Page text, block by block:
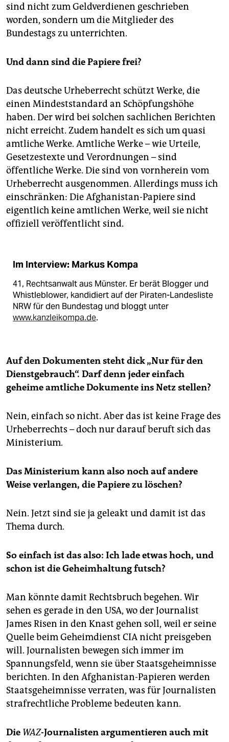
sind nicht zum Geldverdienen geschrieben
worden, sondern um die Mitglieder des
Bundestags zu unterrichten.
Und dann sind die Papiere frei?
Das deutsche Urheberrecht schützt Werke, die
einen Mindeststandard an Schöpfungshöhe
haben. Der wird bei solchen sachlichen Berichten
nicht erreicht. Zudem handelt es sich um quasi
amtliche Werke. Amtliche Werke – wie Urteile,
Gesetzestexte und Verordnungen – sind
öffentliche Werke. Die sind von vornherein vom
Urheberrecht ausgenommen. Allerdings muss ich
einschränken: Die Afghanistan-Papiere sind
eigentlich keine amtlichen Werke, weil sie nicht
offiziell veröffentlicht sind.
Im Interview: Markus Kompa
41, Rechtsanwalt aus Münster. Er berät Blogger und
Whistleblower, kandidiert auf der Piraten-Landesliste
NRW für den Bundestag und bloggt unter
www.kanzleikompa.de.
Auf den Dokumenten steht dick „Nur für den
Dienstgebrauch“. Darf denn jeder einfach
geheime amtliche Dokumente ins Netz stellen?
Nein, einfach so nicht. Aber das ist keine Frage des
Urheberrechts – doch nur darauf beruft sich das
Ministerium.
Das Ministerium kann also noch auf andere
Weise verlangen, die Papiere zu löschen?
Nein. Jetzt sind sie ja geleakt und damit ist das
Thema durch.
So einfach ist das also: Ich lade etwas hoch, und
schon ist die Geheimhaltung futsch?
Man könnte damit Rechtsbruch begehen. Wir
sehen es gerade in den USA, wo der Journalist
James Risen in den Knast gehen soll, weil er seine
Quelle beim Geheimdienst CIA nicht preisgeben
will. Journalisten bewegen sich immer im
Spannungsfeld, wenn sie über Staatsgeheimnisse
berichten. In den Afghanistan-Papieren werden
Staatsgeheimnisse verraten, was für Journalisten
strafrechtliche Probleme bedeuten kann.
Die WAZ-Journalisten argumentieren auch mit